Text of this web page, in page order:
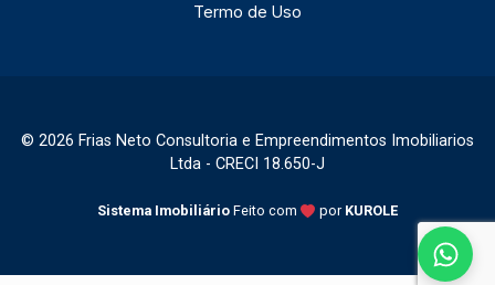
Termo de Uso
© 2026 Frias Neto Consultoria e Empreendimentos Imobiliarios
Ltda - CRECI 18.650-J
Sistema Imobiliário Feito com por KUROLE